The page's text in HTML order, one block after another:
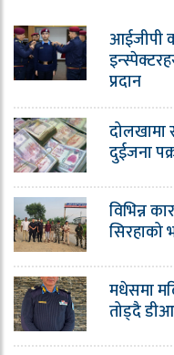
आईजीपी
प्रदान
दुईजना
विभिन्न
सिरहाको
मधेसमा
तोड्दै